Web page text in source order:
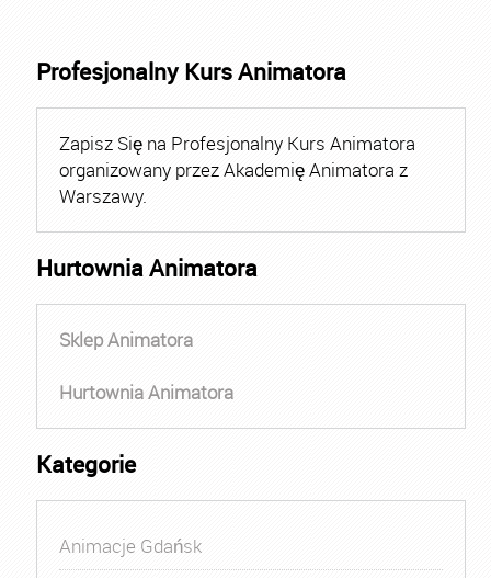
Profesjonalny Kurs Animatora
Zapisz Się na Profesjonalny Kurs Animatora
organizowany przez Akademię Animatora z
Warszawy.
Hurtownia Animatora
Sklep Animatora
Hurtownia Animatora
Kategorie
Animacje Gdańsk